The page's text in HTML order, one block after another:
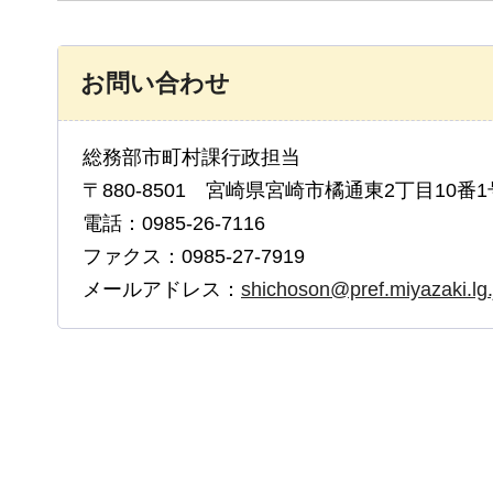
お問い合わせ
総務部市町村課行政担当
〒880-8501 宮崎県宮崎市橘通東2丁目10番1
電話：0985-26-7116
ファクス：0985-27-7919
メールアドレス：